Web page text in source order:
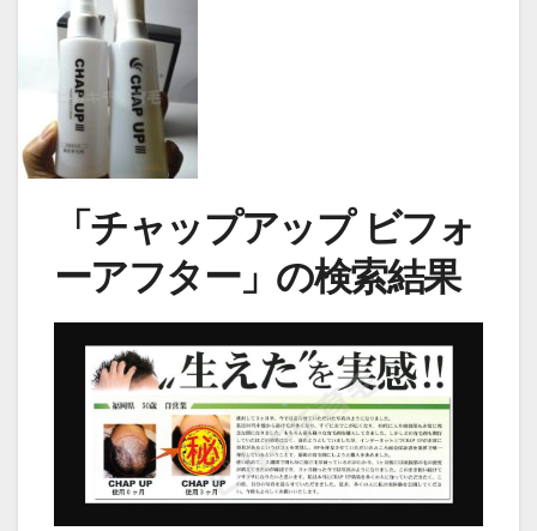
「チャップアップ ビフォ
ーアフター」の検索結果